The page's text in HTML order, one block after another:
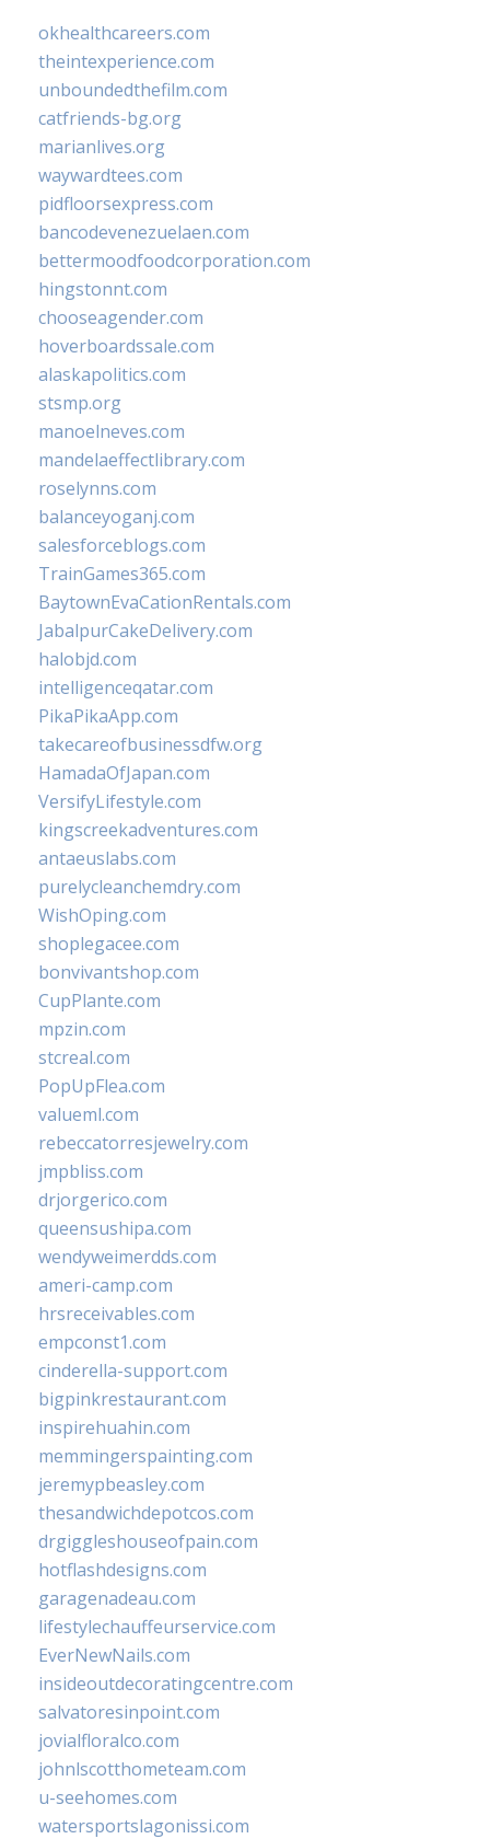
okhealthcareers.com
theintexperience.com
unboundedthefilm.com
catfriends-bg.org
marianlives.org
waywardtees.com
pidfloorsexpress.com
bancodevenezuelaen.com
bettermoodfoodcorporation.com
hingstonnt.com
chooseagender.com
hoverboardssale.com
alaskapolitics.com
stsmp.org
manoelneves.com
mandelaeffectlibrary.com
roselynns.com
balanceyoganj.com
salesforceblogs.com
TrainGames365.com
BaytownEvaCationRentals.com
JabalpurCakeDelivery.com
halobjd.com
intelligenceqatar.com
PikaPikaApp.com
takecareofbusinessdfw.org
HamadaOfJapan.com
VersifyLifestyle.com
kingscreekadventures.com
antaeuslabs.com
purelycleanchemdry.com
WishOping.com
shoplegacee.com
bonvivantshop.com
CupPlante.com
mpzin.com
stcreal.com
PopUpFlea.com
valueml.com
rebeccatorresjewelry.com
jmpbliss.com
drjorgerico.com
queensushipa.com
wendyweimerdds.com
ameri-camp.com
hrsreceivables.com
empconst1.com
cinderella-support.com
bigpinkrestaurant.com
inspirehuahin.com
memmingerspainting.com
jeremypbeasley.com
thesandwichdepotcos.com
drgiggleshouseofpain.com
hotflashdesigns.com
garagenadeau.com
lifestylechauffeurservice.com
EverNewNails.com
insideoutdecoratingcentre.com
salvatoresinpoint.com
jovialfloralco.com
johnlscotthometeam.com
u-seehomes.com
watersportslagonissi.com